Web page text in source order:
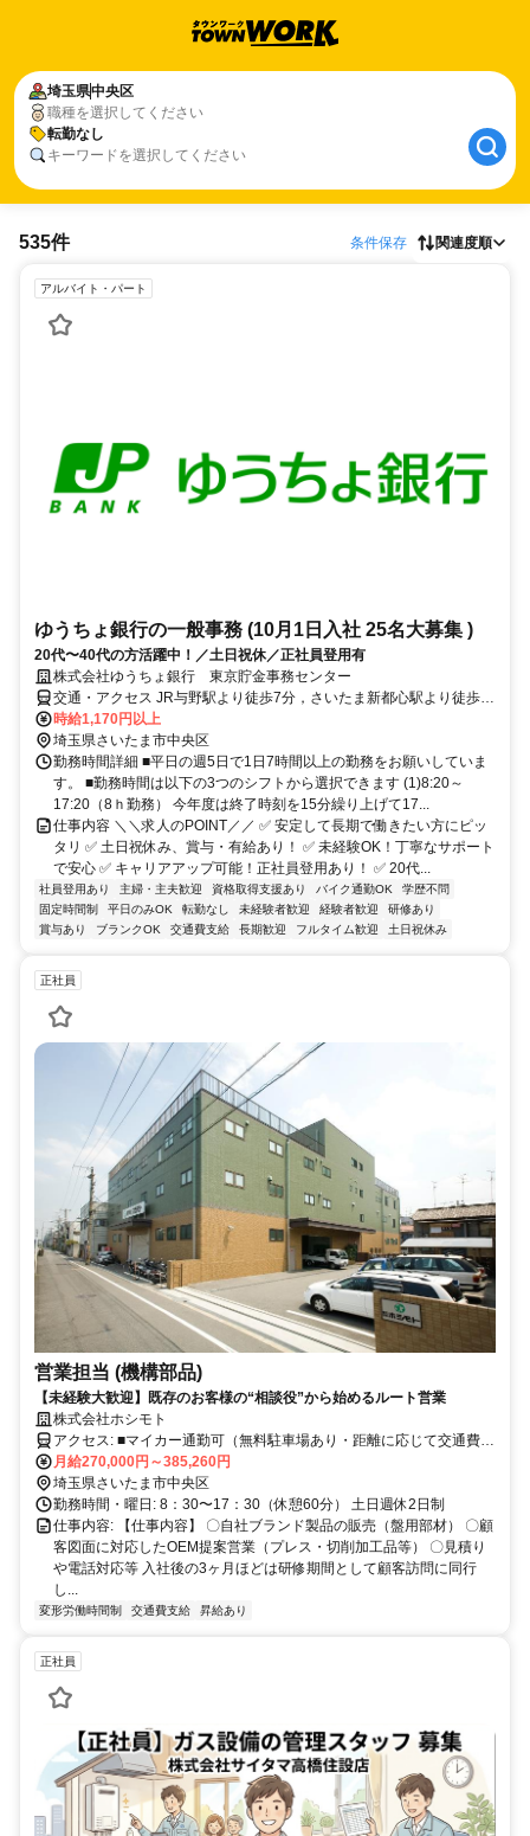
埼玉県中央区
職種を選択してください
転勤なし
キーワードを選択してください
535件 条件保存 関連度順
アルバイト・パート
ゆうちょ銀行の一般事務 (10月1日入社 25名大募集 )
20代〜40代の方活躍中！／土日祝休／正社員登用有
株式会社ゆうちょ銀行 東京貯金事務センター
交通・アクセス JR与野駅より徒歩7分，さいたま新都心駅より徒歩
12分,北与野駅より徒歩13分
時給1,170円以上
埼玉県さいたま市中央区
勤務時間詳細 ■平日の週5日で1日7時間以上の勤務をお願いしていま
す。 ■勤務時間は以下の3つのシフトから選択できます (1)8:20～
17:20（8ｈ勤務） 今年度は終了時刻を15分繰り上げて17...
仕事内容 ＼＼求人のPOINT／／ ✅ 安定して長期で働きたい方にピッ
タリ ✅ 土日祝休み、賞与・有給あり！ ✅ 未経験OK！丁寧なサポート
で安心 ✅ キャリアアップ可能！正社員登用あり！ ✅ 20代...
社員登用あり 主婦・主夫歓迎 資格取得支援あり バイク通勤OK
学歴不問
固定時間制
平日のみOK 転勤なし 未経験者歓迎 経験者歓迎
研修あり
賞与あり
ブランクOK 交通費支給 長期歓迎 フルタイム歓迎 土日祝休み
正社員
営業担当 (機構部品)
【未経験大歓迎】既存のお客様の“相談役”から始めるルート営業
株式会社ホシモト
アクセス: ■マイカー通勤可（無料駐車場あり・距離に応じて交通費支
給） ■公共交通機関の場合 ・JR京浜東北線 さいたま新都心駅 バス
で10～15分、バス停「イオンモール与野」より徒歩3分
月給270,000円～385,260円
埼玉県さいたま市中央区
勤務時間・曜日: 8：30〜17：30（休憩60分） 土日週休2日制
仕事内容: 【仕事内容】 〇自社ブランド製品の販売（盤用部材） 〇顧
客図面に対応したOEM提案営業（プレス・切削加工品等） 〇見積り
や電話対応等 入社後の3ヶ月ほどは研修期間として顧客訪問に同行
し...
変形労働時間制 交通費支給 昇給あり
正社員